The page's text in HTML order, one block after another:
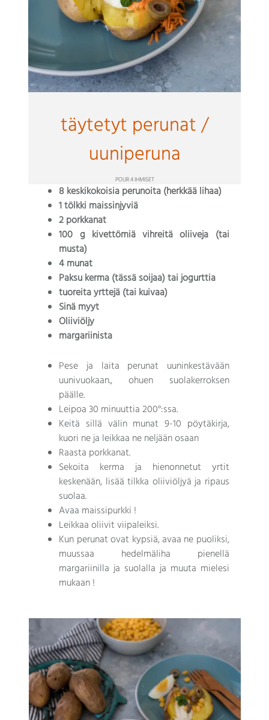
täytetyt perunat /
uuniperuna
POUR 4 IHMISET
8 keskikokoisia perunoita (herkkää lihaa)
1 tölkki maissinjyviä
2 porkkanat
100 g kivettömiä vihreitä oliiveja (tai
musta)
4 munat
Paksu kerma (tässä soijaa) tai jogurttia
tuoreita yrttejä (tai kuivaa)
Sinä myyt
Oliiviöljy
margariinista
Pese ja laita perunat uuninkestävään
uunivuokaan., ohuen suolakerroksen
päälle.
Leipoa 30 minuuttia 200°:ssa.
Keitä sillä välin munat 9-10 pöytäkirja,
kuori ne ja leikkaa ne neljään osaan
Raasta porkkanat.
Sekoita kerma ja hienonnetut yrtit
keskenään, lisää tilkka oliiviöljyä ja ripaus
suolaa.
Avaa maissipurkki !
Leikkaa oliivit viipaleiksi.
Kun perunat ovat kypsiä, avaa ne puoliksi,
muussaa hedelmäliha pienellä
margariinilla ja suolalla ja muuta mielesi
mukaan !